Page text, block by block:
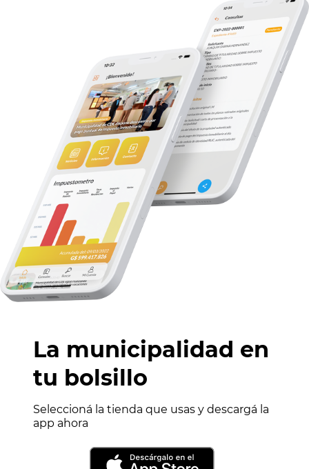
La municipalidad en
tu bolsillo
Seleccioná la tienda que usas y descargá la
app ahora